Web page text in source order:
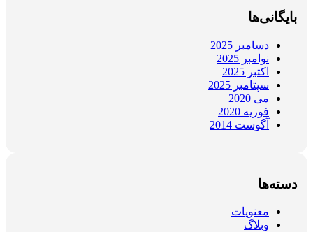
بایگانی‌ها
دسامبر 2025
نوامبر 2025
اکتبر 2025
سپتامبر 2025
می 2020
فوریه 2020
آگوست 2014
دسته‌ها
معنویات
وبلاگ